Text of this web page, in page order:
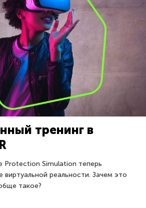
тренинг в
Protection Simulation теперь
реальности. Зачем это
такое?